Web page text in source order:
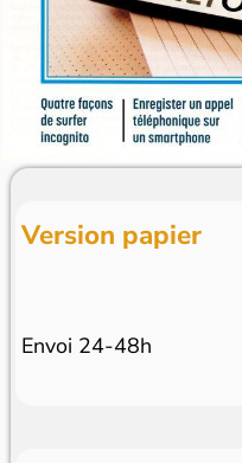
Version papier
Envoi 24-48h